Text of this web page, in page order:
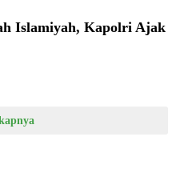
Islamiyah, Kapolri Ajak